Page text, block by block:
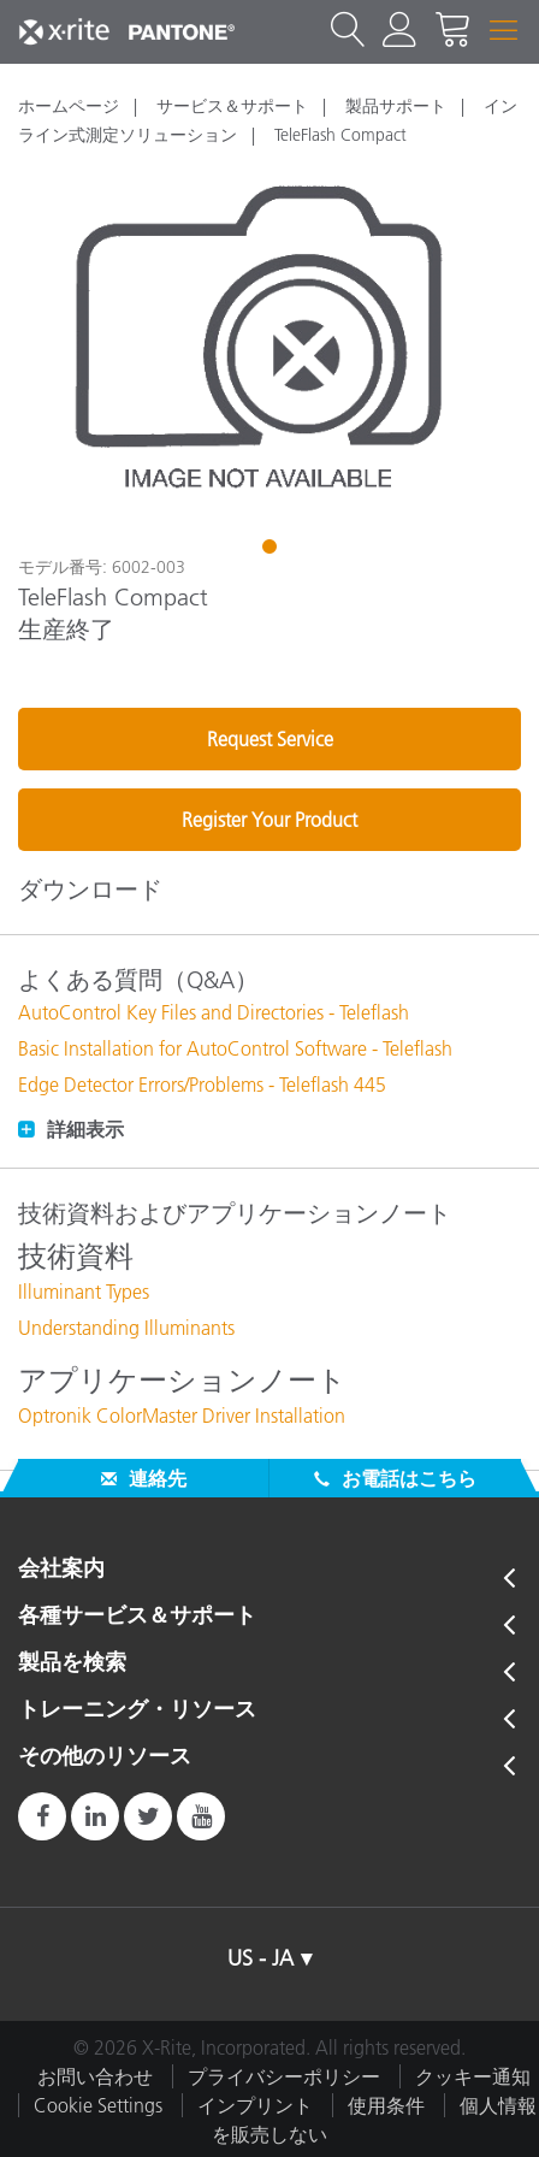
ホームページ サービス＆サポート 製品サポート
イン
ライン式測定ソリューション
TeleFlash Compact
1
モデル番号: 6002-003
TeleFlash Compact
生産終了
Request Service
Register Your Product
ダウンロード
よくある質問（Q&A）
AutoControl Key Files and Directories - Teleflash
Basic Installation for AutoControl Software - Teleflash
Edge Detector Errors/Problems - Teleflash 445
詳細表示
技術資料およびアプリケーションノート
技術資料
Illuminant Types
Understanding Illuminants
アプリケーションノート
Optronik ColorMaster Driver Installation
連絡先 お電話はこちら
会社案内
各種サービス＆サポート
製品を検索
トレーニング・リソース
その他のリソース
US - JA
© 2026 X-Rite, Incorporated. All rights reserved.
お問い合わせ
プライバシーポリシー
クッキー通知
Cookie Settings
インプリント 使用条件
個人情報
を販売しない